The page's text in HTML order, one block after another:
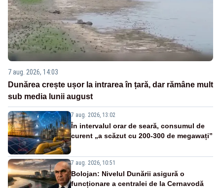
7 aug. 2026, 14:03
Dunărea crește ușor la intrarea în țară, dar rămâne mult
sub media lunii august
7 aug. 2026, 13:02
În intervalul orar de seară, consumul de
curent „a scăzut cu 200-300 de megawați”
7 aug. 2026, 10:51
Bolojan: Nivelul Dunării asigură o
funcționare a centralei de la Cernavodă